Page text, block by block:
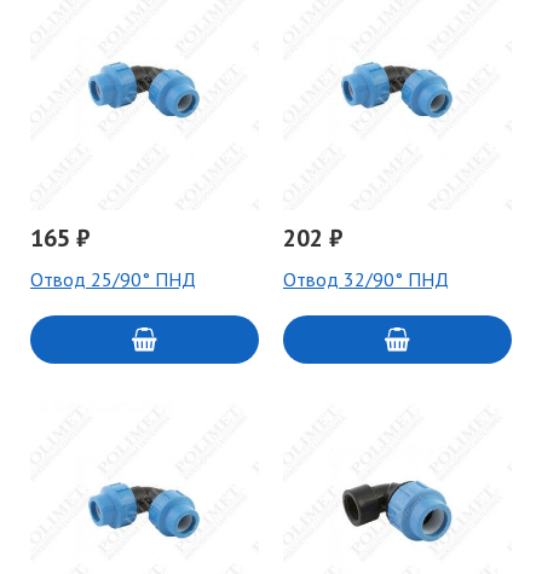
165 ₽
Отвод 25/90° ПНД
202 ₽
Отвод 32/90° ПНД